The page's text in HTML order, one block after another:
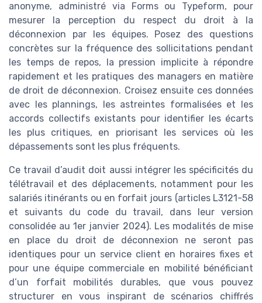
anonyme, administré via Forms ou Typeform, pour
mesurer la perception du respect du droit à la
déconnexion par les équipes. Posez des questions
concrètes sur la fréquence des sollicitations pendant
les temps de repos, la pression implicite à répondre
rapidement et les pratiques des managers en matière
de droit de déconnexion. Croisez ensuite ces données
avec les plannings, les astreintes formalisées et les
accords collectifs existants pour identifier les écarts
les plus critiques, en priorisant les services où les
dépassements sont les plus fréquents.
Ce travail d’audit doit aussi intégrer les spécificités du
télétravail et des déplacements, notamment pour les
salariés itinérants ou en forfait jours (articles L3121-58
et suivants du code du travail, dans leur version
consolidée au 1er janvier 2024). Les modalités de mise
en place du droit de déconnexion ne seront pas
identiques pour un service client en horaires fixes et
pour une équipe commerciale en mobilité bénéficiant
d’un forfait mobilités durables, que vous pouvez
structurer en vous inspirant de scénarios chiffrés